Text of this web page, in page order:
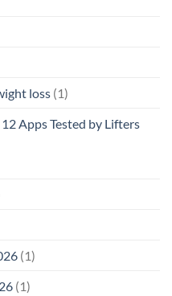
loss (1)
Apps Tested by Lifters
(1)
(1)